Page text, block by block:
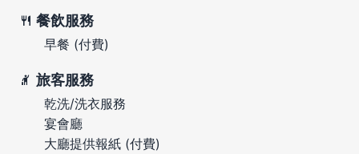
餐飲服務
早餐 (付費)
旅客服務
乾洗/洗衣服務
宴會廳
大廳提供報紙 (付費)